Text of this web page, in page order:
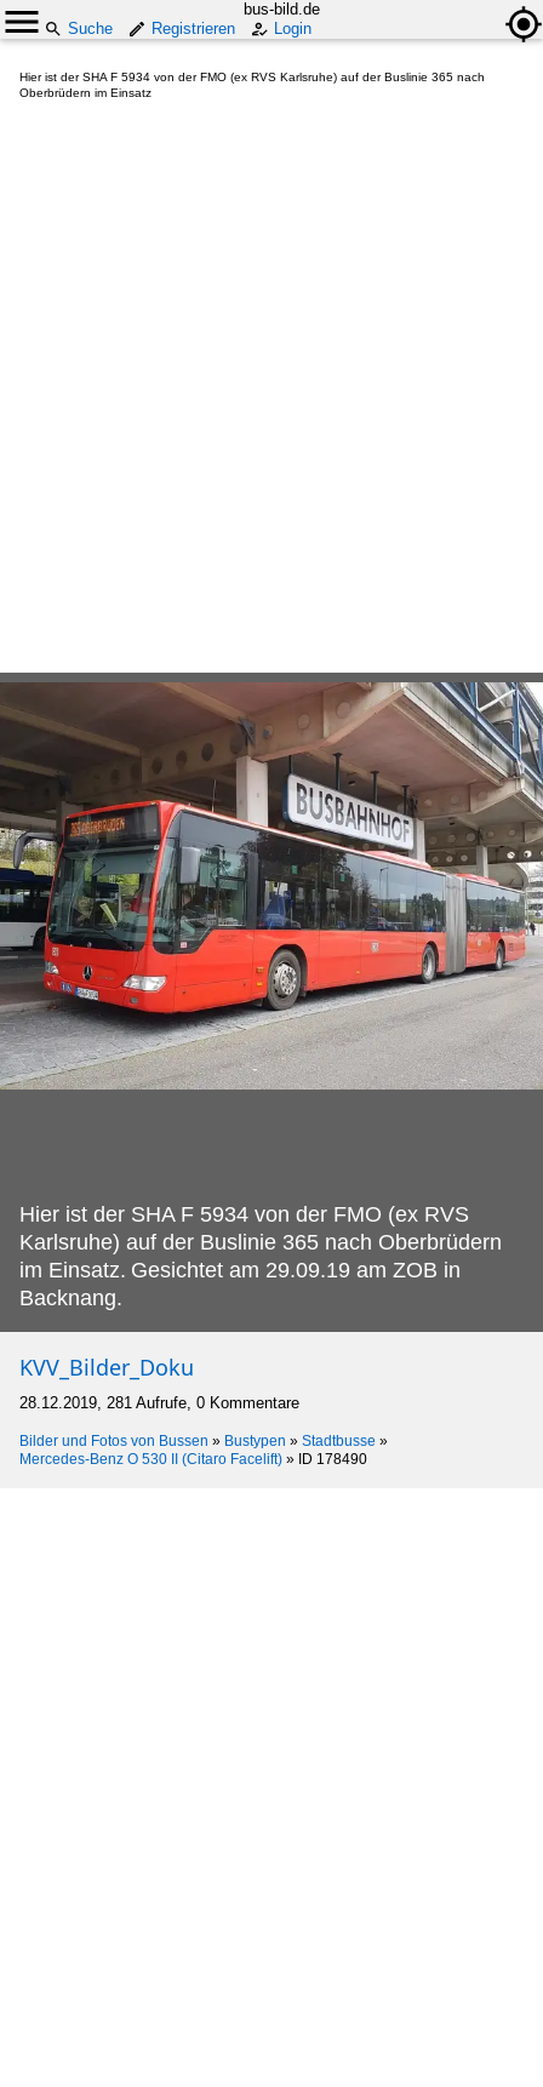
bus-bild.de
Suche
Registrieren Login
Hier ist der SHA F 5934 von der FMO (ex RVS Karlsruhe) auf der Buslinie 365 nach
Oberbrüdern im Einsatz
Hier ist der SHA F 5934 von der FMO (ex RVS
Karlsruhe) auf der Buslinie 365 nach Oberbrüdern
im Einsatz. Gesichtet am 29.09.19 am ZOB in
Backnang.
KVV_Bilder_Doku
28.12.2019, 281 Aufrufe, 0 Kommentare
Bilder und Fotos von Bussen » Bustypen » Stadtbusse »
Mercedes-Benz O 530 II (Citaro Facelift) » ID 178490